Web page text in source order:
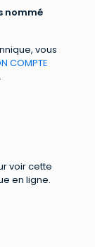
nommé
vous
COMPTE
voir cette
en ligne.